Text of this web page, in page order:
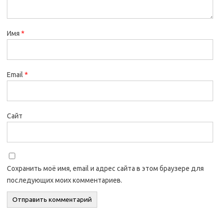
Имя *
Email *
Сайт
Сохранить моё имя, email и адрес сайта в этом браузере для
последующих моих комментариев.